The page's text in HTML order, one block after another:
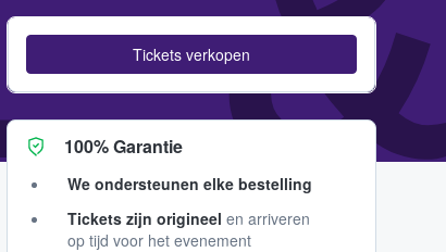
Tickets verkopen
100% Garantie
We ondersteunen elke bestelling
Tickets zijn origineel en arriveren
op tijd voor het evenement